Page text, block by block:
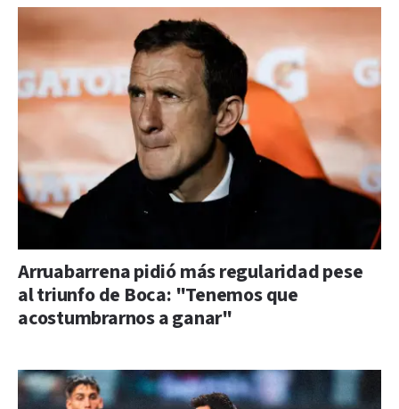
Arruabarrena pidió más regularidad pese
al triunfo de Boca: "Tenemos que
acostumbrarnos a ganar"